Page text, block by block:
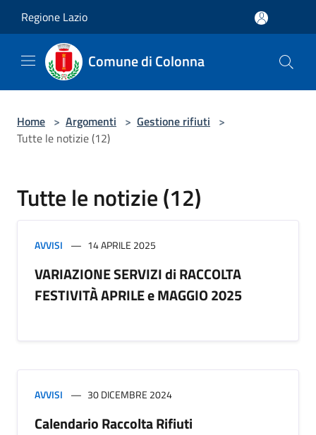
Regione Lazio
Comune di Colonna
Home > Argomenti > Gestione rifiuti >
Tutte le notizie (12)
Tutte le notizie (12)
AVVISI 14 APRILE 2025
VARIAZIONE SERVIZI di RACCOLTA
FESTIVITÀ APRILE e MAGGIO 2025
AVVISI 30 DICEMBRE 2024
Calendario Raccolta Rifiuti